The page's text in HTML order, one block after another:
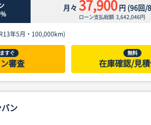
月々 37,900円 (96回/8
ローン支払総額3,642,046円
年5月・100,000km)
すぐ
審査
無料
在庫確認/見
ン